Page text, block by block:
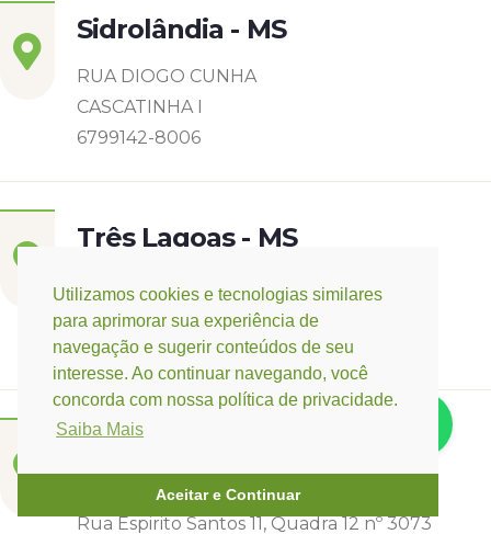
Utilizamos cookies e tecnologias similares
para aprimorar sua experiência de
navegação e sugerir conteúdos de seu
interesse. Ao continuar navegando, você
concorda com nossa política de privacidade.
Saiba Mais
Aceitar e Continuar
Sidrolândia - MS
RUA DIOGO CUNHA
CASCATINHA I
6799142-8006
Três Lagoas - MS
Rua Eurídice Chagas Cruz, 2675
Centro
(67) 9 9249-5406
Campo Verde - MT
Rondonópolis - MT
Rua Espirito Santos 11, Quadra 12 nº 3073